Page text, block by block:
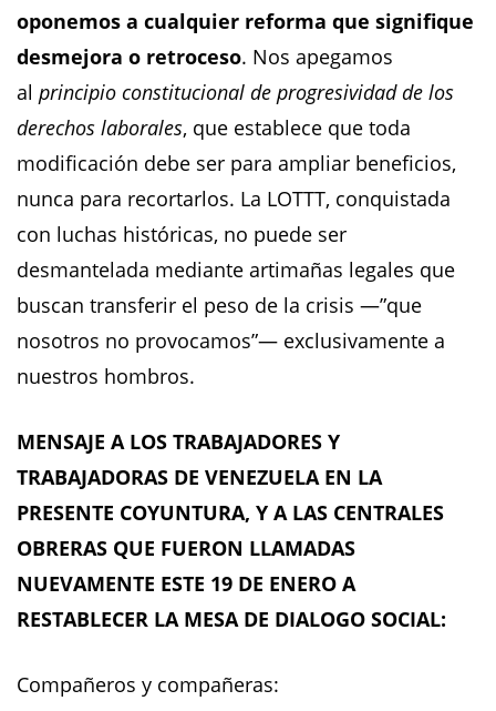
oponemos a cualquier reforma que signifique
desmejora o retroceso. Nos apegamos
al principio constitucional de progresividad de los
derechos laborales, que establece que toda
modificación debe ser para ampliar beneficios,
nunca para recortarlos. La LOTTT, conquistada
con luchas históricas, no puede ser
desmantelada mediante artimañas legales que
buscan transferir el peso de la crisis —”que
nosotros no provocamos”— exclusivamente a
nuestros hombros.
MENSAJE A LOS TRABAJADORES Y
TRABAJADORAS DE VENEZUELA EN LA
PRESENTE COYUNTURA, Y A LAS CENTRALES
OBRERAS QUE FUERON LLAMADAS
NUEVAMENTE ESTE 19 DE ENERO A
RESTABLECER LA MESA DE DIALOGO SOCIAL:
Compañeros y compañeras: